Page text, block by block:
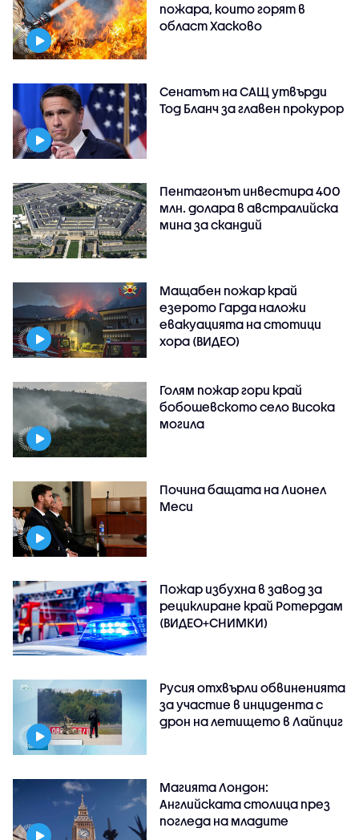
пожара, които горят в
област Хасково
Сенатът на САЩ утвърди
Тод Бланч за главен прокурор
Пентагонът инвестира 400
млн. долара в австралийска
мина за скандий
Мащабен пожар край
езерото Гарда наложи
евакуацията на стотици
хора (ВИДЕО)
Голям пожар гори край
бобошевското село Висока
могила
Почина бащата на Лионел
Меси
Пожар избухна в завод за
рециклиране край Ротердам
(ВИДЕО+СНИМКИ)
Русия отхвърли обвиненията
за участие в инцидента с
дрон на летището в Лайпциг
Магията Лондон:
Английската столица през
погледа на младите